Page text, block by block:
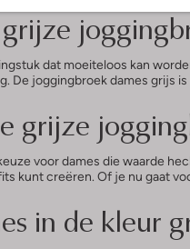
dat moeiteloos kan
De joggingbroek dames grijs
grijze
voor dames die waarde
kunt creëren. Of je nu gaat
in de kleur